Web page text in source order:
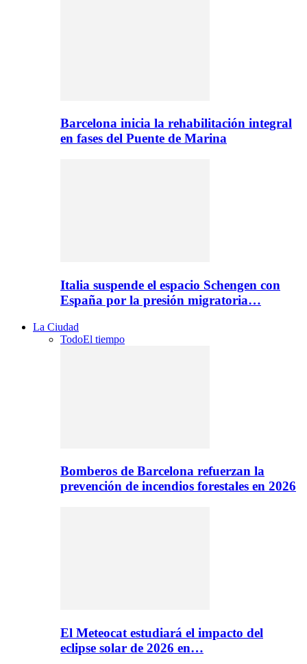
Barcelona inicia la rehabilitación integral
en fases del Puente de Marina
Italia suspende el espacio Schengen con
España por la presión migratoria…
La Ciudad
TodoEl tiempo
Bomberos de Barcelona refuerzan la
prevención de incendios forestales en 2026
El Meteocat estudiará el impacto del
eclipse solar de 2026 en…